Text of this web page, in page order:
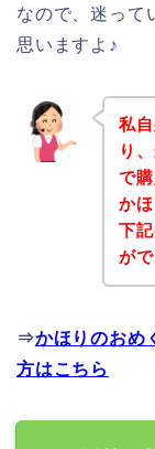
なので、迷って
思いますよ♪
私
り
で
か
下
が
⇒かほりのおめ
方はこちら